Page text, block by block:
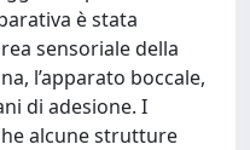
è stata
sensoriale della
l’apparato boccale,
di adesione. I
alcune strutture